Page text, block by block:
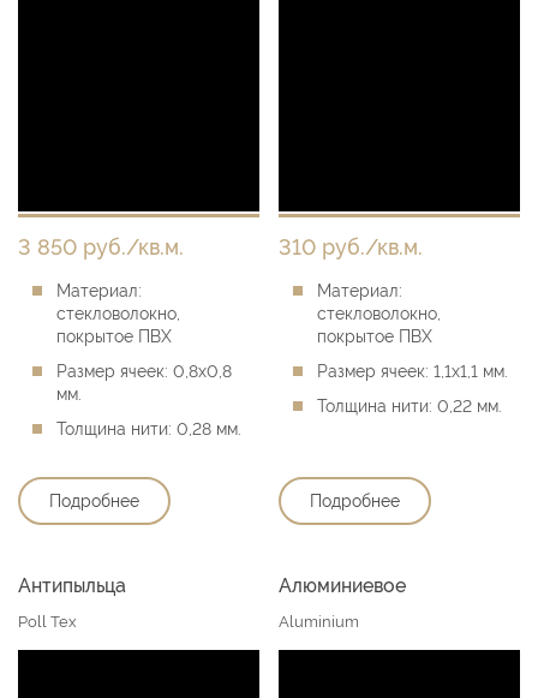
3 850 руб./кв.м.
Материал:
стекловолокно,
покрытое ПВХ
Размер ячеек: 0,8х0,8
мм.
Толщина нити: 0,28 мм.
Подробнее
310 руб./кв.м.
Материал:
стекловолокно,
покрытое ПВХ
Размер ячеек: 1,1х1,1 мм.
Толщина нити: 0,22 мм.
Подробнее
Антипыльца
Poll Tex
Алюминиевое
Aluminium